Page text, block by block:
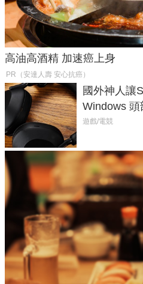
高油高酒精 加速癌上身
PR（安達人壽 安心抗癌）
國外神人讓
Windows 頭
飛行超有感
遊戲/電競